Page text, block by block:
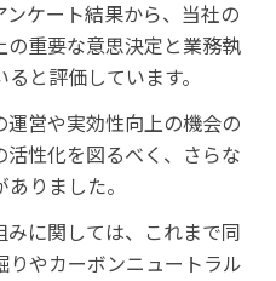
ケート結果から、当社の
重要な意思決定と業務執
と評価しています。
営や実効性向上の機会の
性化を図るべく、さらな
りました。
に関しては、これまで同
やカーボンニュートラル